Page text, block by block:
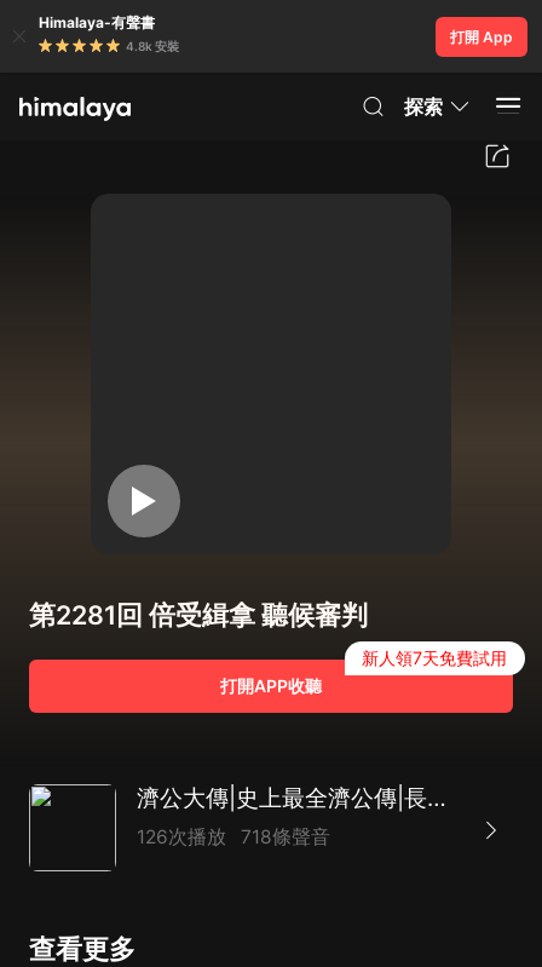
Himalaya-有聲書
4.8k 安裝
打開 App
探索
第2281回 倍受緝拿 聽候審判
打開APP收聽
新人領7天免費試用
濟公大傳|史上最全濟公傳|長篇神魔評書|致敬經典|達林開講
126次播放 718條聲音
查看更多